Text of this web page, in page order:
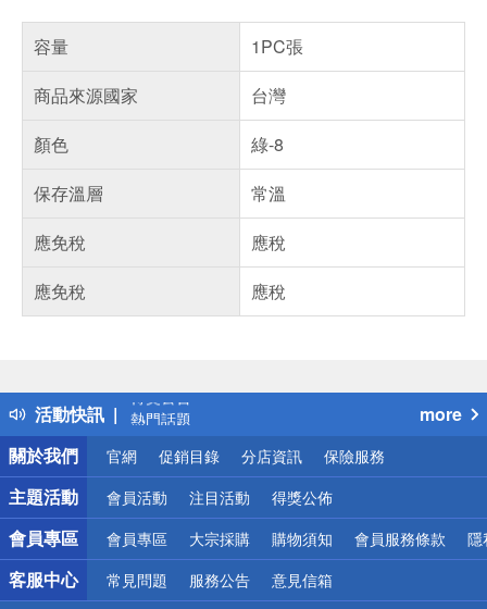
容量
1PC張
商品來源國家
台灣
顏色
綠-8
保存溫層
常溫
應免稅
應稅
應免稅
應稅
活動快訊
得獎公告
熱門話題
銀行優惠
偏遠地區配送
詐騙網頁！請小心！
more
關於我們
官網 促銷目錄 分店資訊 保險服務
主題活動 會員活動 注目活動 得獎公佈
會員專區 會員專區 大宗採購 購物須知 會員服務條款 隱
客服中心 常見問題 服務公告 意見信箱